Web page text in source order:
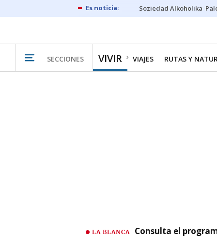
Soziedad Alkoholika
SECCIONES VIVIR VIAJES RUTAS Y
LA BLANCA Consulta el